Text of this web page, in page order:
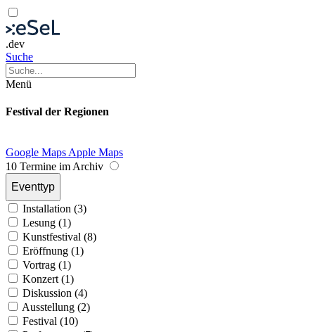
.dev
Suche
Menü
Festival der Regionen
Google Maps Apple Maps
10 Termine im Archiv
Eventtyp
Installation (3)
Lesung (1)
Kunstfestival (8)
Eröffnung (1)
Vortrag (1)
Konzert (1)
Diskussion (4)
Ausstellung (2)
Festival (10)